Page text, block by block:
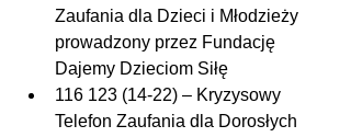
Zaufania dla Dzieci i Młodzieży
prowadzony przez Fundację
Dajemy Dzieciom Siłę
116 123 (14-22) – Kryzysowy
Telefon Zaufania dla Dorosłych